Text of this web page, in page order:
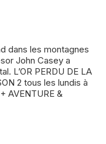
dans les montagnes
John Casey a
L’OR PERDU DE LA
2 tous les lundis à
AVENTURE &